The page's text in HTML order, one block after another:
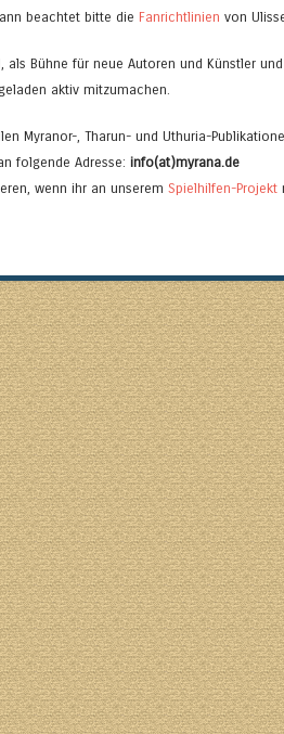
beachtet bitte die Fanrichtlinien von
Bühne für neue Autoren und Künstler
aktiv mitzumachen.
Myranor-, Tharun- und Uthuria-
folgende Adresse: info(at)myrana.de
wenn ihr an unserem Spielhilfen-Projekt